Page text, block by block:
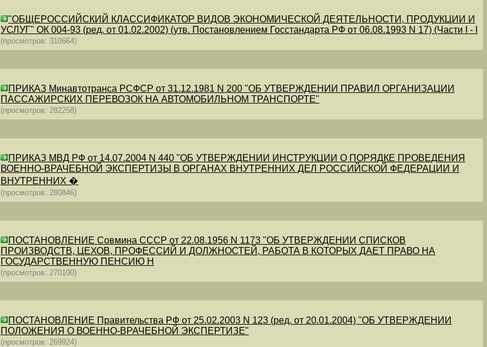
"ОБЩЕРОССИЙСКИЙ КЛАССИФИКАТОР ВИДОВ ЭКОНОМИЧЕСКОЙ ДЕЯТЕЛЬНОСТИ, ПРОДУКЦИИ И
УСЛУГ" ОК 004-93 (ред. от 01.02.2002) (утв. Постановлением Госстандарта РФ от 06.08.1993 N 17) (Части I - I
(просмотров: 310664)
ПРИКАЗ Минавтотранса РСФСР от 31.12.1981 N 200 "ОБ УТВЕРЖДЕНИИ ПРАВИЛ ОРГАНИЗАЦИИ
ПАССАЖИРСКИХ ПЕРЕВОЗОК НА АВТОМОБИЛЬНОМ ТРАНСПОРТЕ"
(просмотров: 282258)
ПРИКАЗ МВД РФ от 14.07.2004 N 440 "ОБ УТВЕРЖДЕНИИ ИНСТРУКЦИИ О ПОРЯДКЕ ПРОВЕДЕНИЯ
ВОЕННО-ВРАЧЕБНОЙ ЭКСПЕРТИЗЫ В ОРГАНАХ ВНУТРЕННИХ ДЕЛ РОССИЙСКОЙ ФЕДЕРАЦИИ И
ВНУТРЕННИХ �
(просмотров: 280846)
ПОСТАНОВЛЕНИЕ Совмина СССР от 22.08.1956 N 1173 "ОБ УТВЕРЖДЕНИИ СПИСКОВ
ПРОИЗВОДСТВ, ЦЕХОВ, ПРОФЕССИЙ И ДОЛЖНОСТЕЙ, РАБОТА В КОТОРЫХ ДАЕТ ПРАВО НА
ГОСУДАРСТВЕННУЮ ПЕНСИЮ Н
(просмотров: 270100)
ПОСТАНОВЛЕНИЕ Правительства РФ от 25.02.2003 N 123 (ред. от 20.01.2004) "ОБ УТВЕРЖДЕНИИ
ПОЛОЖЕНИЯ О ВОЕННО-ВРАЧЕБНОЙ ЭКСПЕРТИЗЕ"
(просмотров: 269924)